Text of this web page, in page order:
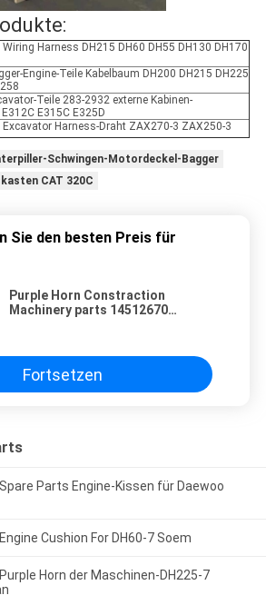
Harness DH215 DH60 DH55 DH130 DH170
Engine-Teile Kabelbaum DH200 DH215 DH225
Teile 283-2932 externe Kabinen-
E315C E325D
Excavator Harness-Draht ZAX270-3 ZAX250-3
Schwingen-Motordeckel-Bagger
CAT 320C
Sie den besten Preis für
Purple Horn Constraction
Machinery parts 14512670
Fortsetzen
Parts Engine-Kissen für Daewoo
Cushion For DH60-7 Soem
Horn der Maschinen-DH225-7